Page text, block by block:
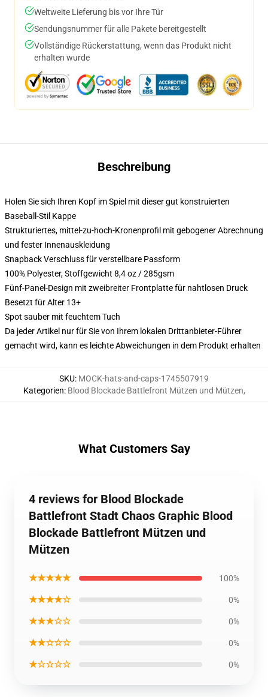
Weltweite Lieferung bis vor Ihre Tür
Sendungsnummer für alle Pakete bereitgestellt
Vollständige Rückerstattung, wenn das Produkt nicht
erhalten wurde
Beschreibung
Holen Sie sich Ihren Kopf im Spiel mit dieser gut konstruierten
Baseball-Stil Kappe
Strukturiertes, mittel-zu-hoch-Kronenprofil mit gebogener Abrechnung
und fester Innenauskleidung
Snapback Verschluss für verstellbare Passform
100% Polyester, Stoffgewicht 8,4 oz / 285gsm
Fünf-Panel-Design mit zweibreiter Frontplatte für nahtlosen Druck
Besetzt für Alter 13+
Spot sauber mit feuchtem Tuch
Da jeder Artikel nur für Sie von Ihrem lokalen Drittanbieter-Führer
gemacht wird, kann es leichte Abweichungen in dem Produkt erhalten
SKU: MOCK-hats-and-caps-1745507919
Kategorien: Blood Blockade Battlefront Mützen und Mützen,
What Customers Say
4 reviews for Blood Blockade
Battlefront Stadt Chaos Graphic Blood
Blockade Battlefront Mützen und
Mützen
★★★★★ 100%
★★★★☆ 0%
★★★☆☆ 0%
★★☆☆☆ 0%
★☆☆☆☆ 0%